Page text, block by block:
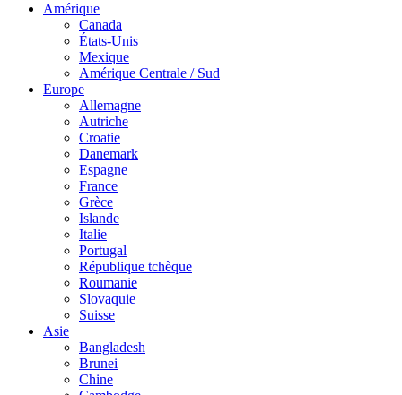
Amérique
Canada
États-Unis
Mexique
Amérique Centrale / Sud
Europe
Allemagne
Autriche
Croatie
Danemark
Espagne
France
Grèce
Islande
Italie
Portugal
République tchèque
Roumanie
Slovaquie
Suisse
Asie
Bangladesh
Brunei
Chine